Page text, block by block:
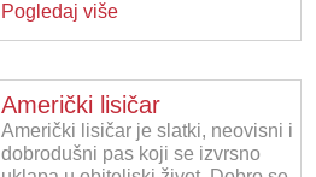
Pogledaj više
Američki lisičar
Američki lisičar je slatki, neovisni i
dobrodušni pas koji se izvrsno